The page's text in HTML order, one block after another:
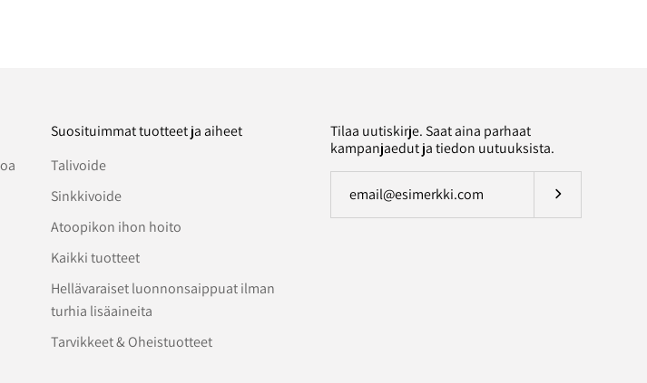
Suosituimmat tuotteet ja aiheet
Talivoide
Sinkkivoide
Atoopikon ihon hoito
Kaikki tuotteet
Hellävaraiset luonnonsaippuat ilman
turhia lisäaineita
Tarvikkeet & Oheistuotteet
Tilaa uutiskirje. Saat aina parhaat
kampanjaedut ja tiedon uutuuksista.
Tilaa uutiskirje